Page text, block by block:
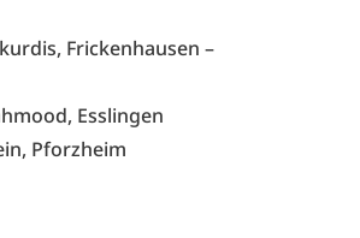
Frickenhausen –
Esslingen
Pforzheim